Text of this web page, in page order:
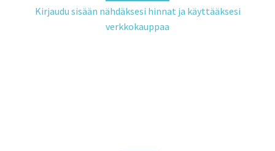
Kirjaudu sisään nähdäksesi hinnat ja käyttääksesi
verkkokauppaa